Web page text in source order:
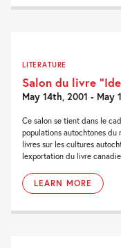
LITERATURE
Salon du livre
May 14th, 2001 - May
Ce salon se tient dans le
populations autochtones du
livres sur les cultures
lexportation du livre
LEARN MORE